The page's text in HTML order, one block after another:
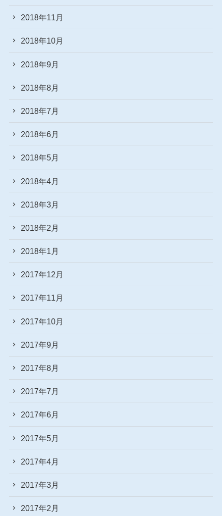
2018年11月
2018年10月
2018年9月
2018年8月
2018年7月
2018年6月
2018年5月
2018年4月
2018年3月
2018年2月
2018年1月
2017年12月
2017年11月
2017年10月
2017年9月
2017年8月
2017年7月
2017年6月
2017年5月
2017年4月
2017年3月
2017年2月